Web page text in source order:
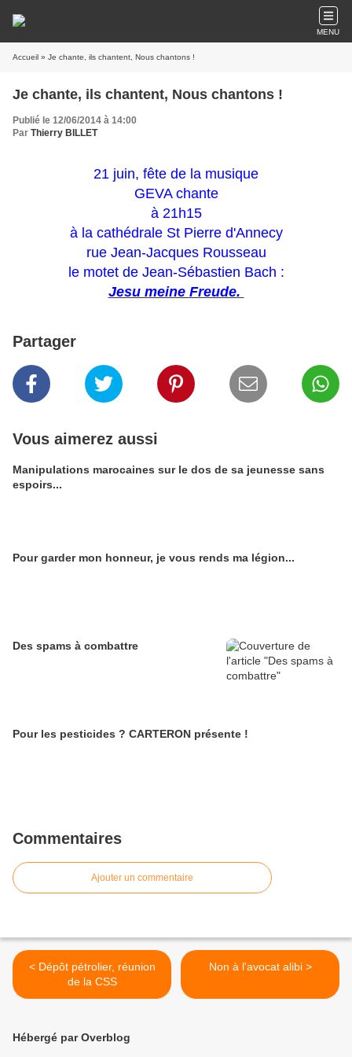
MENU
Accueil » Je chante, ils chantent, Nous chantons !
Je chante, ils chantent, Nous chantons !
Publié le 12/06/2014 à 14:00
Par Thierry BILLET
21 juin, fête de la musique
GEVA chante
à 21h15
à la cathédrale St Pierre d'Annecy
rue Jean-Jacques Rousseau
le motet de Jean-Sébastien Bach :
Jesu meine Freude.
Partager
Vous aimerez aussi
Manipulations marocaines sur le dos de sa jeunesse sans
espoirs...
Pour garder mon honneur, je vous rends ma légion...
Des spams à combattre
Pour les pesticides ? CARTERON présente !
Commentaires
Ajouter un commentaire
< Dépôt pétrolier, réunion
de la CSS
Non à l'avocat alibi >
Hébergé par Overblog